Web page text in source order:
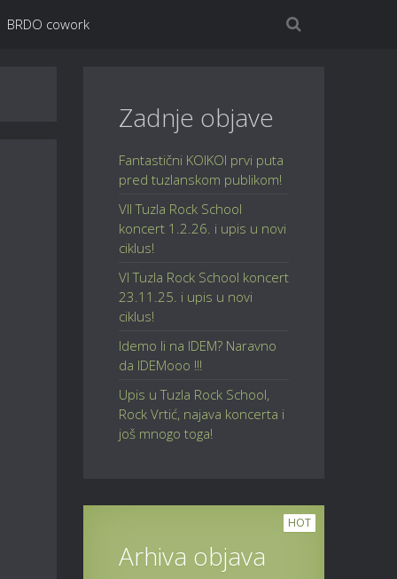
BRDO cowork
Zadnje objave
Fantastični KOIKOI prvi puta
pred tuzlanskom publikom!
VII Tuzla Rock School
koncert 1.2.26. i upis u novi
ciklus!
VI Tuzla Rock School koncert
23.11.25. i upis u novi
ciklus!
Idemo li na IDEM? Naravno
da IDEMooo !!!
Upis u Tuzla Rock School,
Rock Vrtić, najava koncerta i
još mnogo toga!
HOT
Arhiva objava